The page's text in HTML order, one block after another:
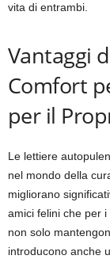
vita di entrambi.
Vantaggi
Comfort
per il
Le lettiere
nel mondo della
migliorano
amici felini che per
non solo
introducono anche